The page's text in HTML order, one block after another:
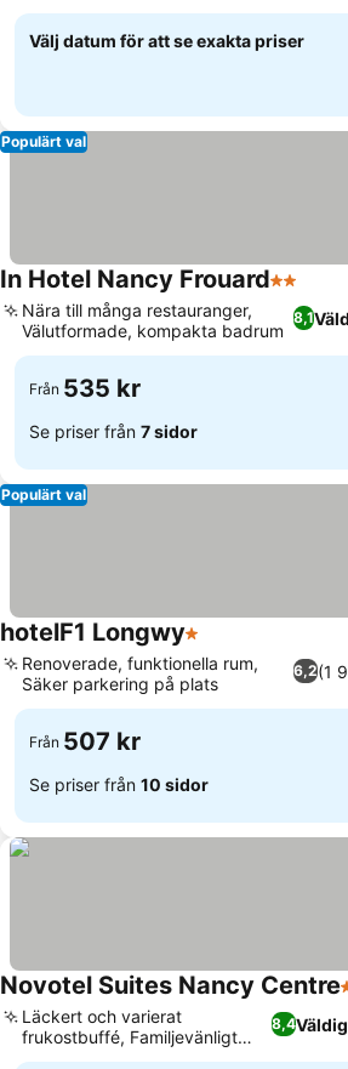
Välj datum för att se exakta priser
Populärt val
In Hotel Nancy Frouard2 Stjärnor
8,1
Nära till många restauranger,
Välutformade, kompakta badrum
Från 535 kr
Se priser från 7 sidor
Populärt val
hotelF1 Longwy1 Stjärnor
6,2(1
Renoverade, funktionella rum,
Säker parkering på plats
Från 507 kr
Se priser från 10 sidor
Novotel Suites Nancy Centre
8,4
Läckert och varierat
frukostbuffé, Familjevänligt
boende